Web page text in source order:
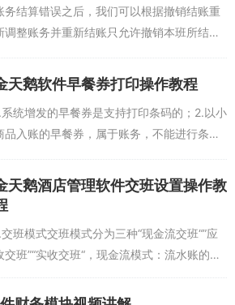
务结算错误之后，我们可以根据撤销结账重
调整账务并重新结账只允许撤销本班所结账
在操作撤销结账。...
天鹅软件早餐券打印操作教程
系统增发的早餐券是支持打印条码的；2.以小
品入账的早餐券，属于账务，不能进行条码
天鹅酒店管理软件交班设置操作教
交班模式交班模式分为三种“现金流交班“”应
交班”“实收交班“，现金流模式：流水账的模
，本班收款减去退款等于上交的钱应收交
：确定的房费和消费上交实收交班：账务结